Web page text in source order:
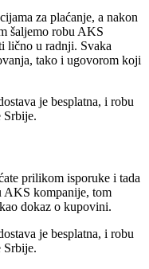
za plaćanje, a nakon
šaljemo robu AKS
lično u radnji. Svaka
tako i ugovorom koji
je besplatna, i robu
Srbije.
prilikom isporuke i tada
AKS kompanije, tom
dokaz o kupovini.
je besplatna, i robu
Srbije.